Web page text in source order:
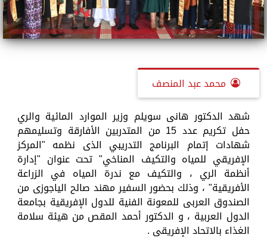
محمد عبد المنصف
شهد الدكتور هانى سويلم وزير الموارد المائية والري
حفل تكريم عدد 15 من المتدربين الأفارقة وتسليمهم
شهادات إتمام البرنامج التدريبي الذى نظمه "المركز
الإفريقي للمياه والتكيف المناخي" تحت عنوان "إدارة
أنظمة الري ، والتكيف مع ندرة المياه في الزراعة
الأفريقية" ، وذلك بحضور السفير مهند صالح الياجوزى من
الصندوق العربى للمعونة الفنية للدول الإفريقية بجامعة
الدول العربية ، و الدكتور أحمد المقص من هيئة سلامة
الغذاء بالاتحاد الإفريقى .